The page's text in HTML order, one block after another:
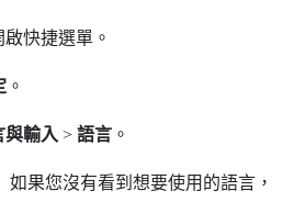
快捷選單。
。
與輸入 > 語言。
如果您沒有看到想要使用的語言，